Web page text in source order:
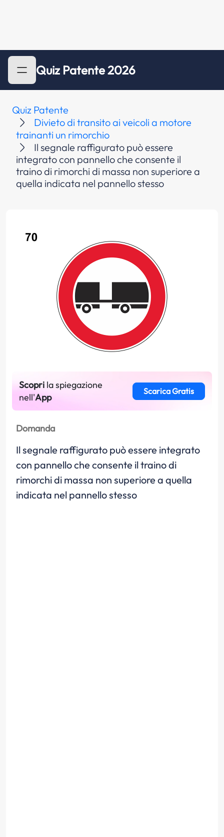
Quiz Patente 2026
Quiz Patente
Divieto di transito ai veicoli a motore
trainanti un rimorchio
Il segnale raffigurato può essere
integrato con pannello che consente il
traino di rimorchi di massa non superiore a
quella indicata nel pannello stesso
Scopri la spiegazione
nell'App
Scarica Gratis
Domanda
Il segnale raffigurato può essere integrato
con pannello che consente il traino di
rimorchi di massa non superiore a quella
indicata nel pannello stesso